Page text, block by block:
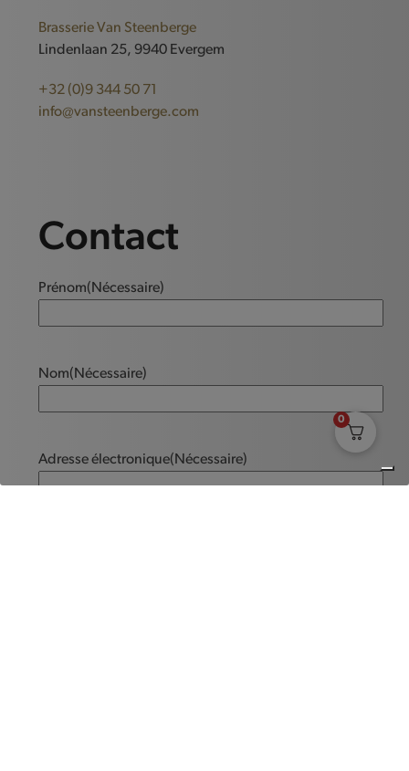
Brasserie Van Steenberge
Lindenlaan 25, 9940 Evergem
+32 (0)9 344 50 71
info@vansteenberge.com
Contact
Prénom(Nécessaire)
Nom(Nécessaire)
Adresse électronique(Nécessaire)
0